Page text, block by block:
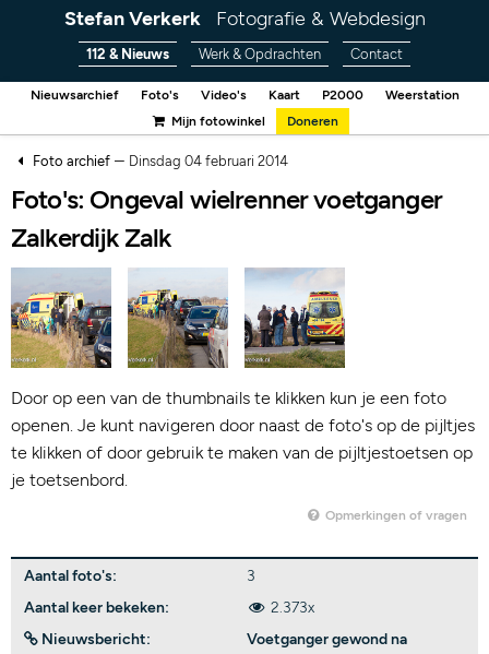
Stefan Verkerk Fotografie & Webdesign
112 & Nieuws Werk & Opdrachten Contact
Nieuwsarchief Foto's Video's Kaart P2000
Weerstation
Mijn fotowinkel
Doneren
Foto archief– Dinsdag 04 februari 2014
Foto's: Ongeval wielrenner voetganger
Zalkerdijk Zalk
Door op een van de thumbnails te klikken kun je een foto
openen. Je kunt navigeren door naast de foto's op de pijltjes
te klikken of door gebruik te maken van de pijltjestoetsen op
je toetsenbord.
Opmerkingen of vragen
Aantal foto's:
3
Aantal keer bekeken:
2.373x
Nieuwsbericht:
Voetganger gewond na